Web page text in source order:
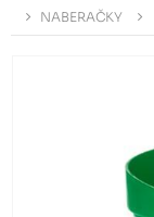
NABERAČKY